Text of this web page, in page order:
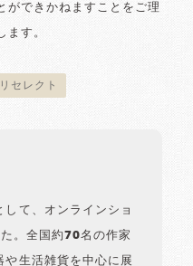
ができかねますことをご理
ます。
セレクト
て、オンラインショ
。全国約70名の作家
や生活雑貨を中心に展